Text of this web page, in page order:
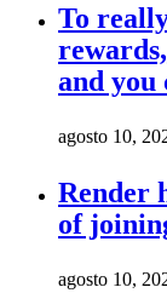
To
and you
agosto 10,
Render
of
agosto 10,